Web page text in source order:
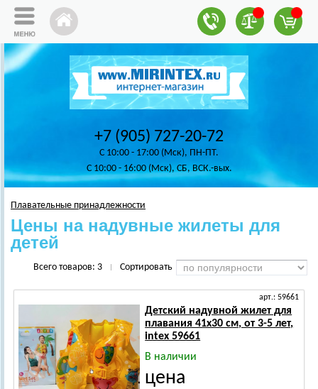
+7 (905) 727-20-72
C 10:00 - 17:00 (Мск), ПН-ПТ.
C 10:00 - 16:00 (Мск), СБ, ВСК.-вых.
Плавательные принадлежности
Цены на надувные жилеты для
детей
Всего товаров: 3 Сортировать
арт.: 59661
Детский надувной жилет для
плавания 41х30 см, от 3-5 лет,
intex 59661
В наличии
цена